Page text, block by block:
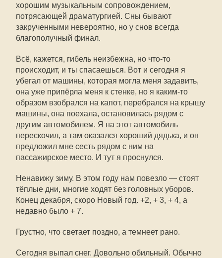
хорошим музыкальным сопровождением,
потрясающей драматургией. Сны бывают
закрученными невероятно, но у снов всегда
благополучный финал.
Всё, кажется, гибель неизбежна, но что-то
происходит, и ты спасаешься. Вот и сегодня я
убегал от машины, которая могла меня задавить,
она уже припёрла меня к стенке, но я каким-то
образом взобрался на капот, перебрался на крышу
машины, она поехала, остановилась рядом с
другим автомобилем. Я на этот автомобиль
перескочил, а там оказался хороший дядька, и он
предложил мне сесть рядом с ним на
пассажирское место. И тут я проснулся.
Ненавижу зиму. В этом году нам повезло — стоят
тёплые дни, многие ходят без головных уборов.
Конец декабря, скоро Новый год. +2, + 3, + 4, а
недавно было + 7.
Грустно, что светает поздно, а темнеет рано.
Сегодня выпал снег. Довольно обильный. Обычно